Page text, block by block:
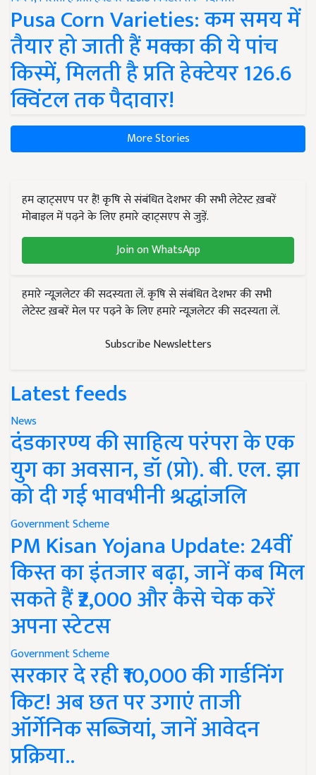
Pusa Corn Varieties: कम समय में
तैयार हो जाती हैं मक्का की ये पांच
किस्में, मिलती है प्रति हेक्टेयर 126.6
क्विंटल तक पैदावार!
More Stories
हम व्हाट्सएप पर हैं! कृषि से संबंधित देशभर की सभी लेटेस्ट ख़बरें
मोबाइल में पढ़ने के लिए हमारे व्हाट्सएप से जुड़ें.
Join on WhatsApp
हमारे न्यूज़लेटर की सदस्यता लें. कृषि से संबंधित देशभर की सभी
लेटेस्ट ख़बरें मेल पर पढ़ने के लिए हमारे न्यूज़लेटर की सदस्यता लें.
Subscribe Newsletters
Latest feeds
News
दंडकारण्य की साहित्य परंपरा के एक
युग का अवसान, डॉ (प्रो). बी. एल. झा
को दी गई भावभीनी श्रद्धांजलि
Government Scheme
PM Kisan Yojana Update: 24वीं
किस्त का इंतजार बढ़ा, जानें कब मिल
सकते हैं ₹2,000 और कैसे चेक करें
अपना स्टेटस
Government Scheme
सरकार दे रही ₹10,000 की गार्डनिंग
किट! अब छत पर उगाएं ताजी
ऑर्गेनिक सब्जियां, जानें आवेदन
प्रक्रिया..